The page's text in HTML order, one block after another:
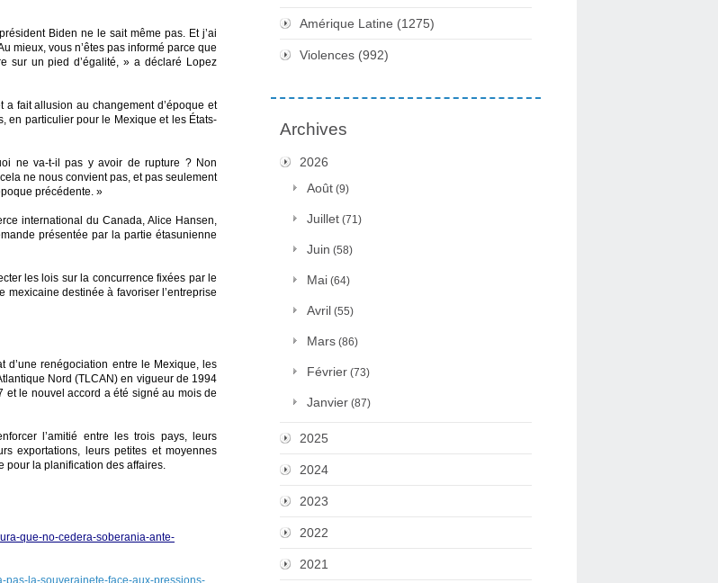
Biden ne le sait même pas. Et j’ai
mieux, vous n’êtes pas informé parce que
sur un pied d’égalité, » a déclaré Lopez
a fait allusion au changement d’époque et
en particulier pour le Mexique et les États-
ne va-t-il pas y avoir de rupture ? Non
ne nous convient pas, et pas seulement
précédente. »
international du Canada, Alice Hansen,
présentée par la partie étasunienne
les lois sur la concurrence fixées par le
mexicaine destinée à favoriser l’entreprise
d’une renégociation entre le Mexique, les
Nord (TLCAN) en vigueur de 1994
le nouvel accord a été signé au mois de
l’amitié entre les trois pays, leurs
exportations, leurs petites et moyennes
pour la planification des affaires.
que-no-cedera-soberania-ante-
pas-la-souverainete-face-aux-pressions-
Amérique Latine (1275)
Violences (992)
Archives
2026
Août (9)
Juillet (71)
Juin (58)
Mai (64)
Avril (55)
Mars (86)
Février (73)
Janvier (87)
2025
2024
2023
2022
2021